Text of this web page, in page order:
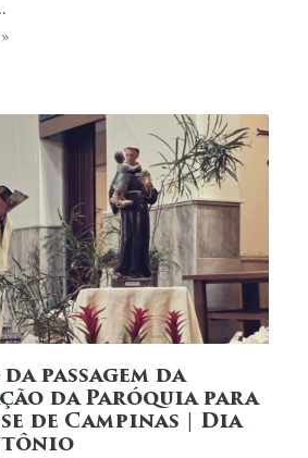
passagem da
da Paróquia para
de Campinas | Dia